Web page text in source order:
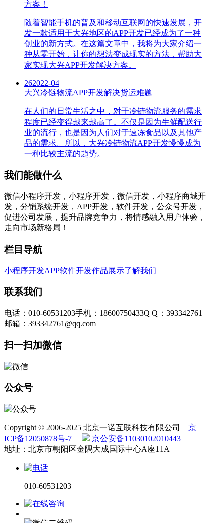
方案！
随着智能手机的普及和移动互联网的快速发展，开
发一款适用于大兴地区的APP开发已经成为了一种
创业的新方式。在这篇文章中，我将为大家介绍一
种从零开始，让你的想法变成现实的方法，帮助大
家实现大兴APP开发解决方案。
262022-04
大兴冷链物流APP开发解决货运难题
在人们的日常生活之中，对于冷链物流服务的需求
程度已经变得越来越高了。不仅是因为生鲜配送行
业的流行，也是因为人们对于速冻食品以及其他产
品的需求。所以，大兴冷链物流APP开发慢慢成为
一种比较主流的趋势。
我们能做什么
微信小程序开发，小程序开发，微信开发，小程序商城开
发，分销系统开发，APP开发，软件开发，公众号开发，
促进公司发展，提升品牌竞争力，将情感融入用户体验，
走向市场新格局！
栏目导航
小程序开发APP软件开发作品展示了解我们
联系我们
电话：010-60531203手机：18600750433Q Q：393342761
邮箱：393342761@qq.com
扫一扫加微信
公众号
Copyright © 2006-2025 北京一诺互联科技有限公司 京
ICP备12050878号-7
京公安备11030102010443
地址：北京市朝阳区金隅大成国际中心A座11A
010-60531203